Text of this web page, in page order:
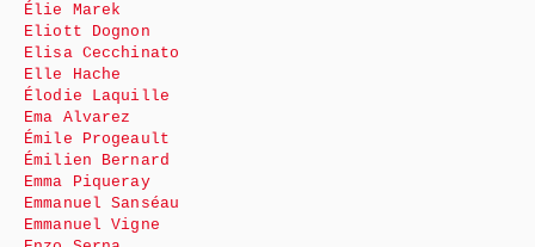
Élie Marek
Eliott Dognon
Elisa Cecchinato
Elle Hache
Élodie Laquille
Ema Alvarez
Émile Progeault
Émilien Bernard
Emma Piqueray
Emmanuel Sanséau
Emmanuel Vigne